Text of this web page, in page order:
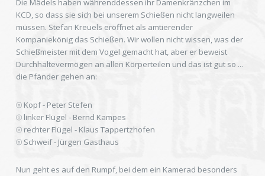
Die Mädels haben währenddessen ihr Damenkränzchen im
KCD, so dass sie sich bei unserem Schießen nicht langweilen
müssen. Stefan Kreuels eröffnet als amtierender
Kompaniekönig das Schießen. Wir wollen nicht wissen, was der
Schießmeister mit dem Vogel gemacht hat, aber er beweist
Durchhaltevermögen an allen Körperteilen und das ist gut so ...
die Pfänder gehen an:
⦾ Kopf - Peter Stefen
⦾ linker Flügel - Bernd Kampes
⦾ rechter Flügel - Klaus Tappertzhofen
⦾ Schweif - Jürgen Gasthaus
Nun geht es auf den Rumpf, bei dem ein Kamerad besonders